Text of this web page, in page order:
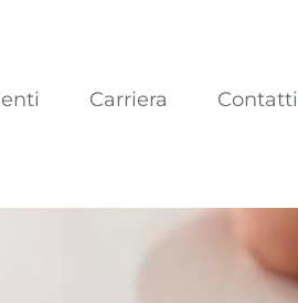
Carriera Contatti